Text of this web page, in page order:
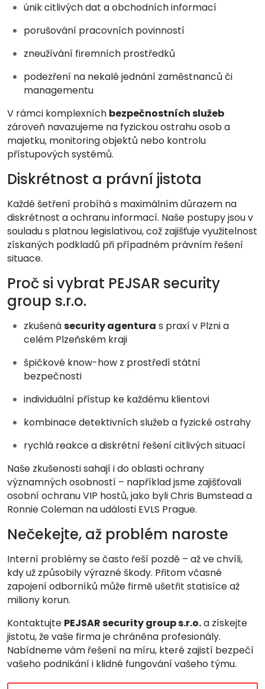
únik citlivých dat a obchodních informací
porušování pracovních povinností
zneužívání firemních prostředků
podezření na nekalé jednání zaměstnanců či
managementu
V rámci komplexních bezpečnostních služeb
zároveň navazujeme na fyzickou ostrahu osob a
majetku, monitoring objektů nebo kontrolu
přístupových systémů.
Diskrétnost a právní jistota
Každé šetření probíhá s maximálním důrazem na
diskrétnost a ochranu informací. Naše postupy jsou v
souladu s platnou legislativou, což zajišťuje využitelnost
získaných podkladů při případném právním řešení
situace.
Proč si vybrat PEJSAR security
group s.r.o.
zkušenásecurity agentura s praxí v Plzni a
celém Plzeňském kraji
špičkové know-how z prostředí státní
bezpečnosti
individuální přístup ke každému klientovi
kombinace detektivních služeb a fyzické ostrahy
rychlá reakce a diskrétní řešení citlivých situací
Naše zkušenosti sahají i do oblasti ochrany
významných osobností – například jsme zajišťovali
osobní ochranu VIP hostů, jako byli Chris Bumstead a
Ronnie Coleman na události EVLS Prague.
Nečekejte, až problém naroste
Interní problémy se často řeší pozdě – až ve chvíli,
kdy už způsobily výrazné škody. Přitom včasné
zapojení odborníků může firmě ušetřit statisíce až
miliony korun.
Kontaktujte PEJSAR security group s.r.o.a získejte
jistotu, že vaše firma je chráněna profesionály.
Nabídneme vám řešení na míru, které zajistí bezpečí
vašeho podnikání i klidné fungování vašeho týmu.